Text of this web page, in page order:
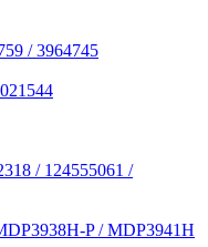
/ 3964745
/ 124555061 /
P / MDP3941H